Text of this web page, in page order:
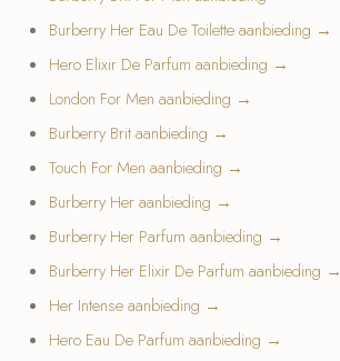
Burberry Her Eau De Toilette aanbieding →
Hero Elixir De Parfum aanbieding →
London For Men aanbieding →
Burberry Brit aanbieding →
Touch For Men aanbieding →
Burberry Her aanbieding →
Burberry Her Parfum aanbieding →
Burberry Her Elixir De Parfum aanbieding →
Her Intense aanbieding →
Hero Eau De Parfum aanbieding →